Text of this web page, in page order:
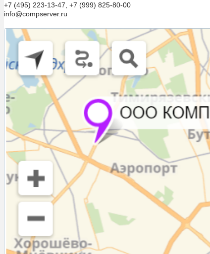
+7 (495) 223-13-47, +7 (999) 825-80-00
info@compserver.ru